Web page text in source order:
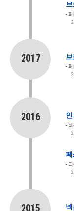
브
2017 브
2016 인
페
2015 넥